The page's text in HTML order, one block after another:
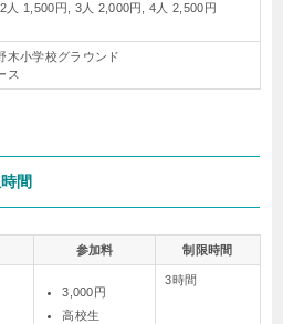
人 1,500円, 3人 2,000円, 4人 2,500円
木小学校グラウンド
ス
間
参加料 制限時間
3,000円
高校生
3時間